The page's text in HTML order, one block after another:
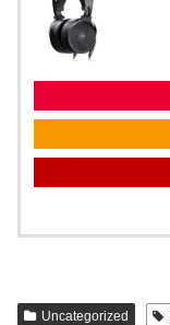
Uncategorized